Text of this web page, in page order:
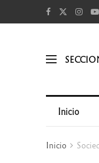
Inicio
Inicio